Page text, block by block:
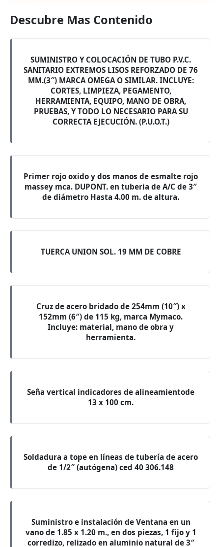
Descubre Mas Contenido
SUMINISTRO Y COLOCACIÓN DE TUBO P.V.C.
SANITARIO EXTREMOS LISOS REFORZADO DE 76
MM.(3″) MARCA OMEGA O SIMILAR. INCLUYE:
CORTES, LIMPIEZA, PEGAMENTO,
HERRAMIENTA, EQUIPO, MANO DE OBRA,
PRUEBAS, Y TODO LO NECESARIO PARA SU
CORRECTA EJECUCIÓN. (P.U.O.T.)
Primer rojo oxido y dos manos de esmalte rojo
massey mca. DUPONT. en tuberia de A/C de 3″
de diámetro Hasta 4.00 m. de altura.
TUERCA UNION SOL. 19 MM DE COBRE
Cruz de acero bridado de 254mm (10″) x
152mm (6″) de 115 kg, marca Mymaco.
Incluye: material, mano de obra y
herramienta.
Seña vertical indicadores de alineamientode
13 x 100 cm.
Soldadura a tope en líneas de tubería de acero
de 1/2″ (autógena) ced 40 306.148
Suministro e instalación de Ventana en un
vano de 1.85 x 1.20 m., en dos piezas, 1 fijo y 1
corredizo, relizado en aluminio natural de 3″